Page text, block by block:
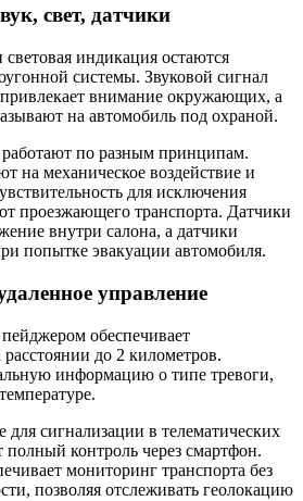
свет, датчики
индикация остаются
системы. Звуковой сигнал
внимание окружающих, а
на автомобиль под охраной.
по разным принципам.
на механическое воздействие и
для исключения
проезжающего транспорта. Датчики
внутри салона, а датчики
попытке эвакуации автомобиля.
управление
обеспечивает
до 2 километров.
информацию о типе тревоги,
сигнализации в телематических
полный контроль через смартфон.
мониторинг транспорта без
позволяя отслеживать геолокацию